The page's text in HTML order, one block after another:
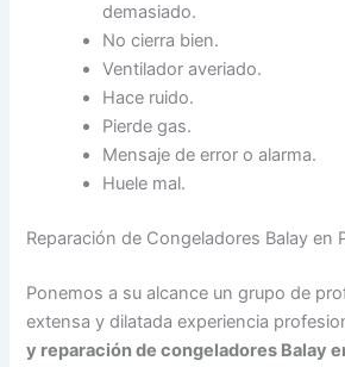
demasiado.
No cierra bien.
Ventilador averiado.
Hace ruido.
Pierde gas.
Mensaje de error o alarma.
Huele mal.
Reparación de Congeladores Balay en
Ponemos a su alcance un grupo de
extensa y dilatada experiencia
y reparación de congeladores Balay